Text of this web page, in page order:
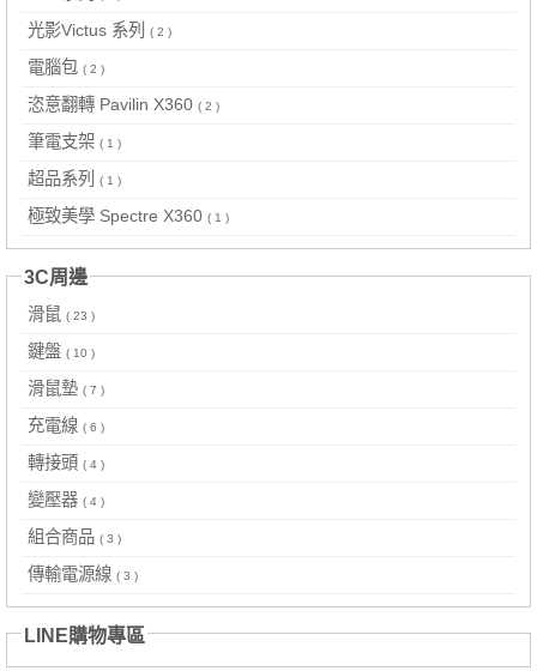
光影Victus 系列 ( 2 )
電腦包 ( 2 )
恣意翻轉 Pavilin X360 ( 2 )
筆電支架 ( 1 )
超品系列 ( 1 )
極致美學 Spectre X360 ( 1 )
3C周邊
滑鼠 ( 23 )
鍵盤 ( 10 )
滑鼠墊 ( 7 )
充電線 ( 6 )
轉接頭 ( 4 )
變壓器 ( 4 )
組合商品 ( 3 )
傳輸電源線 ( 3 )
LINE購物專區